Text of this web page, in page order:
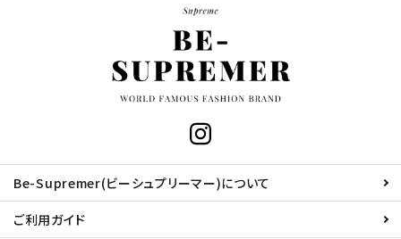
Be-Supremer(ビーシュプリーマー)について
ご利用ガイド